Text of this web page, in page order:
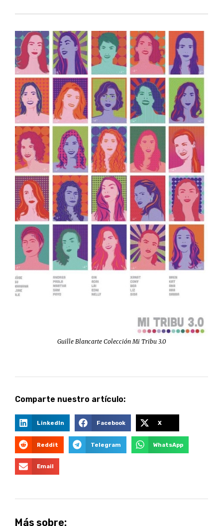
Guille Blancarte Colección Mi Tribu 3.0
Comparte nuestro artículo:
LinkedIn Facebook X
Reddit Telegram WhatsApp
Email
Más sobre: